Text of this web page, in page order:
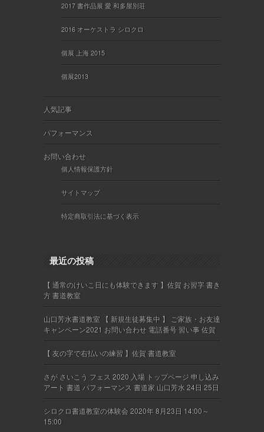
2017 書作品展 愛 和多屋別荘
2016 オーケストラ シロクロ
個展 上海 2015
個展2013
人気記事
パフォーマンス
お問い合わせ
個人情報保護方針
サイトマップ
特定商取引法に基づく表示
最近の投稿
【 通常のけいこ日にも体験できます 】佐賀 お習字 書き
方 書道教室
山口芳水書道教室 【 新規生徒募集中 】 ご家族・お友達
キャンペーン2021 お問い合わせ 電話番号 習い事 佐賀
【 友の字で右払いの練習 】佐賀 書道教室
さが さいこう フェス 2020 入場 トップページ 申し込み
アート 書道 パフォーマンス 書道家 山口芳水 24日 25日
シロクロ書道教室の体験会 2020年 8月23日 14:00～
15:00